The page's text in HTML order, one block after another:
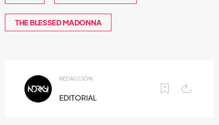
THE BLESSED MADONNA
REDACCIÓN:
EDITORIAL